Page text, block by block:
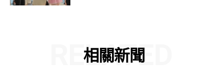
相關新聞
RELATED